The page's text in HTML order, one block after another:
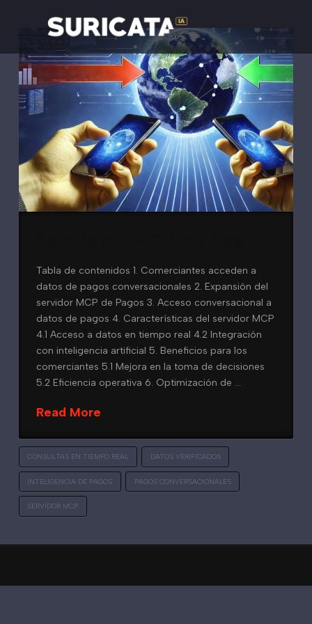
Tabla de contenidos 1. Comerciantes acceden a
datos de pagos conversacionales 2. Expansión del
servidor MCP de Pagos 3. Acceso conversacional a
datos de pagos 4. Características del servidor MCP
4.1 Acceso a datos en tiempo real 4.2 Integración
con inteligencia artificial 5. Beneficios para los
comerciantes 5.1 Mejora en la toma de decisiones
5.2 Eficiencia operativa 6. Optimización de …
Read More
CONSULTAS EN TIEMPO REAL DATOS VERIFICADOS
INTELIGENCIA DE PAGOS PAGOS CONVERSACIONALES
SERVIDOR MCP